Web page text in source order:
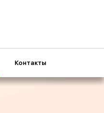
Контакты